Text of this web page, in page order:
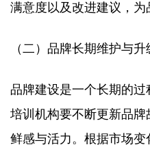
满意度以及改进建议，为
（二）品牌长期维护与升
品牌建设是一个长期的过
培训机构要不断更新品
鲜感与活力。根据市场